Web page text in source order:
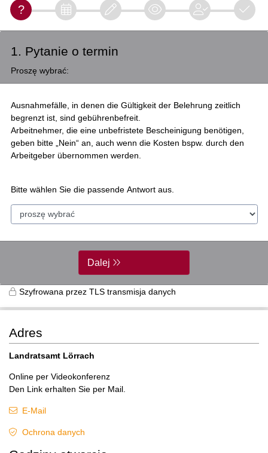
1. Pytanie o termin
Proszę wybrać:
Ausnahmefälle, in denen die Gültigkeit der Belehrung zeitlich
begrenzt ist, sind gebührenbefreit.
Arbeitnehmer, die eine unbefristete Bescheinigung benötigen,
geben bitte „Nein“ an, auch wenn die Kosten bspw. durch den
Arbeitgeber übernommen werden.
Bitte wählen Sie die passende Antwort aus.
Dalej
Szyfrowana przez TLS transmisja danych
Adres
Landratsamt Lörrach
Online per Videokonferenz
Den Link erhalten Sie per Mail.
E-Mail
Ochrona danych